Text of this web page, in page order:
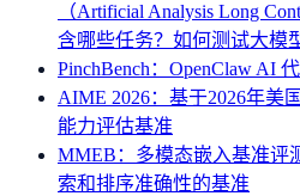
（Artificial Analysis Long
含哪些任务？如何测试大模
PinchBench：OpenClaw AI
AIME 2026：基于2026年美
能力评估基准
MMEB：多模态嵌入基准评
索和排序准确性的基准